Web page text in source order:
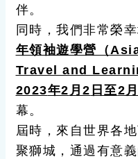
伴。
同時，我們非常榮
年領袖遊學營（
Travel and
2023年2 月 2 日至2月
幕。
屆時，來自世界各
聚獅城，通過有意